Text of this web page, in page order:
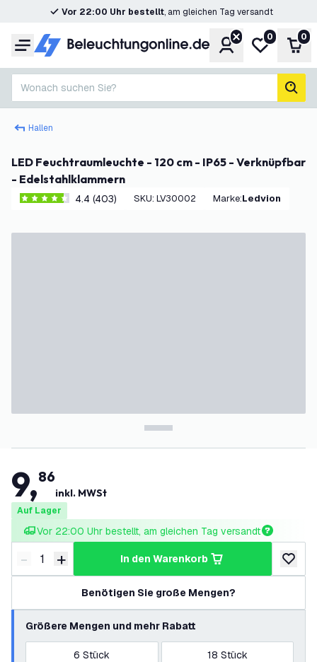
Vor 22:00 Uhr bestellt, am gleichen Tag versandt
Menü KontoMeine
0 0
Wonach suchen Sie?
Hallen
LED Feuchtraumleuchte - 120 cm - IP65 - Verknüpfbar
- Edelstahlklammern
4.4 Bewertungssterne
4.4 (403) SKU: LV30002 Marke: Ledvion
9,86
inkl. MWSt
Auf Lager
Vor 22:00 Uhr bestellt, am gleichen Tag versandt
Menge verringern
- Menge erhöhen
+ in den Warenkorb
zur
Benötigen Sie große Mengen?
Größere Mengen und mehr Rabatt
6 Stück
18 Stück